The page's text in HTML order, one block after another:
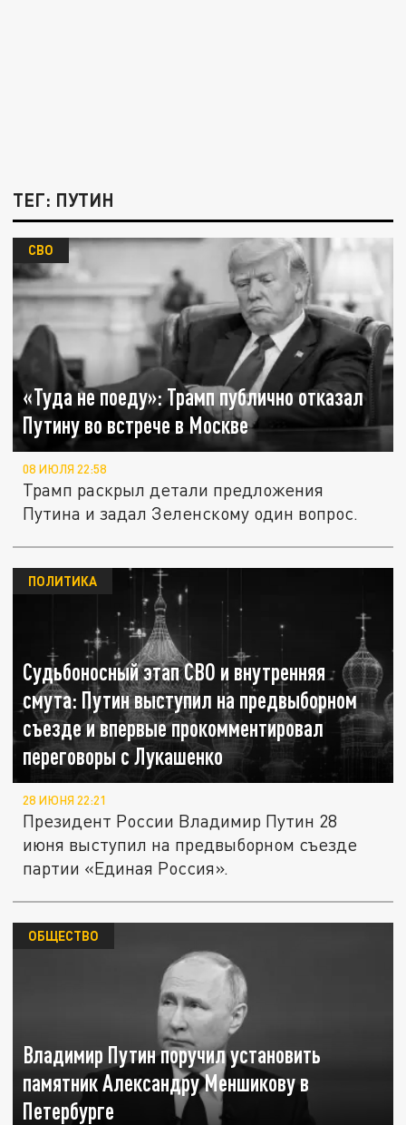
ТЕГ: ПУТИН
«Туда не поеду»: Трамп публично отказал
Путину во встрече в Москве
СВО
08 ИЮЛЯ 22:58
Трамп раскрыл детали предложения
Путина и задал Зеленскому один вопрос.
Судьбоносный этап СВО и внутренняя
смута: Путин выступил на предвыборном
съезде и впервые прокомментировал
переговоры с Лукашенко
ПОЛИТИКА
28 ИЮНЯ 22:21
Президент России Владимир Путин 28
июня выступил на предвыборном съезде
партии «Единая Россия».
Владимир Путин поручил установить
памятник Александру Меншикову в
Петербурге
ОБЩЕСТВО